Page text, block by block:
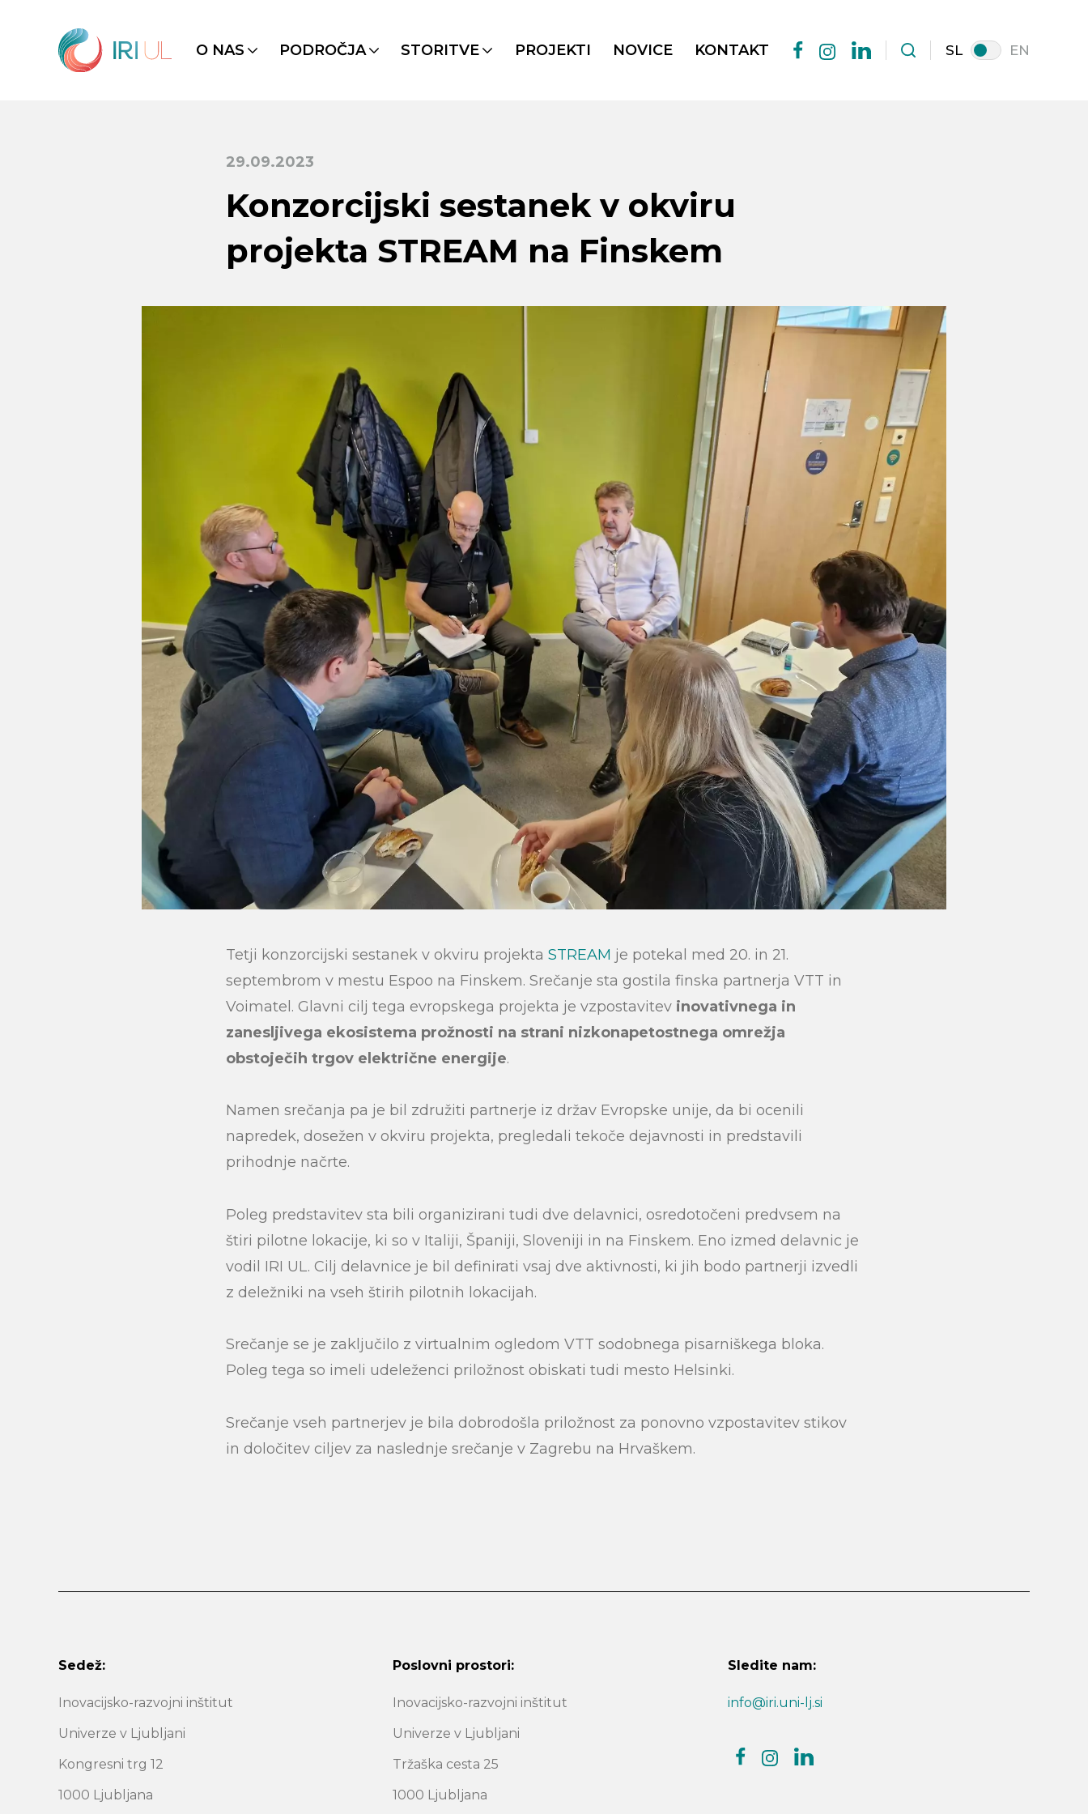
O NAS PODROČJA STORITVE PROJEKTI NOVICE KONTAKT SL EN
Search
submit
29.09.2023
Konzorcijski sestanek v okviru
projekta STREAM na Finskem
Tetji konzorcijski sestanek v okviru projekta STREAM je potekal med 20. in 21.
septembrom v mestu Espoo na Finskem. Srečanje sta gostila finska partnerja VTT in
Voimatel. Glavni cilj tega evropskega projekta je vzpostavitev inovativnega in
zanesljivega ekosistema prožnosti na strani nizkonapetostnega omrežja
obstoječih trgov električne energije.
Namen srečanja pa je bil združiti partnerje iz držav Evropske unije, da bi ocenili
napredek, dosežen v okviru projekta, pregledali tekoče dejavnosti in predstavili
prihodnje načrte.
Poleg predstavitev sta bili organizirani tudi dve delavnici, osredotočeni predvsem na
štiri pilotne lokacije, ki so v Italiji, Španiji, Sloveniji in na Finskem. Eno izmed delavnic je
vodil IRI UL. Cilj delavnice je bil definirati vsaj dve aktivnosti, ki jih bodo partnerji izvedli
z deležniki na vseh štirih pilotnih lokacijah.
Srečanje se je zaključilo z virtualnim ogledom VTT sodobnega pisarniškega bloka.
Poleg tega so imeli udeleženci priložnost obiskati tudi mesto Helsinki.
Srečanje vseh partnerjev je bila dobrodošla priložnost za ponovno vzpostavitev stikov
in določitev ciljev za naslednje srečanje v Zagrebu na Hrvaškem.
Sedež:
Inovacijsko-razvojni inštitut
Univerze v Ljubljani
Kongresni trg 12
1000 Ljubljana
Poslovni prostori:
Inovacijsko-razvojni inštitut
Univerze v Ljubljani
Tržaška cesta 25
1000 Ljubljana
Sledite nam:
info@iri.uni-lj.si